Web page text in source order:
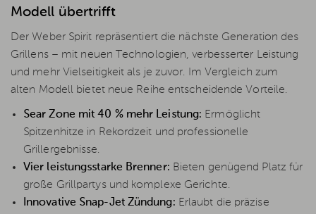
Modell übertrifft
Der Weber Spirit repräsentiert die nächste Generation des
Grillens – mit neuen Technologien, verbesserter Leistung
und mehr Vielseitigkeit als je zuvor. Im Vergleich zum
alten Modell bietet neue Reihe entscheidende Vorteile.
Sear Zone mit 40 % mehr Leistung: Ermöglicht
Spitzenhitze in Rekordzeit und professionelle
Grillergebnisse.
Vier leistungsstarke Brenner: Bieten genügend Platz für
große Grillpartys und komplexe Gerichte.
Innovative Snap-Jet Zündung: Erlaubt die präzise